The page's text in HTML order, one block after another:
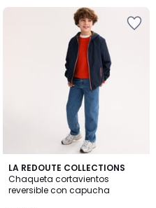
LA REDOUTE COLLECTIONS
Chaqueta cortavientos
reversible con capucha
3
/
5
2
Colores